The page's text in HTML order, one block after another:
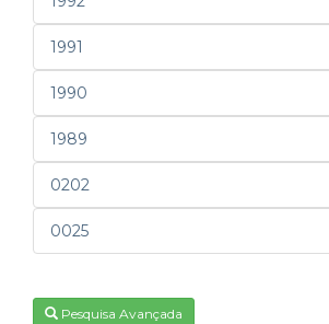
1991
1990
1989
0202
0025
Pesquisa Avançada